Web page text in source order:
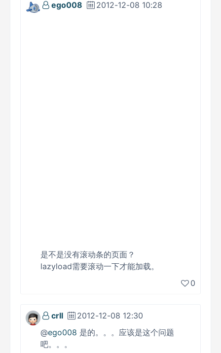
ego008 2012-12-08 10:28
是不是没有滚动条的页面？
lazyload需要滚动一下才能加载。
0
crll
2012-12-08 12:30
@ego008 是的。。。应该是这个问题
吧。。。